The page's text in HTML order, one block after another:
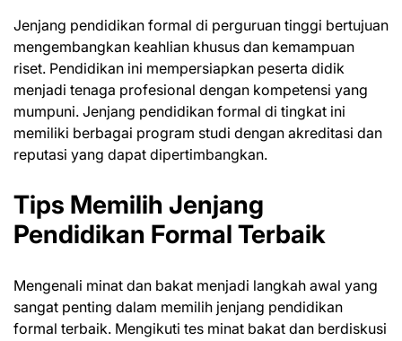
Jenjang pendidikan formal di perguruan tinggi bertujuan
mengembangkan keahlian khusus dan kemampuan
riset. Pendidikan ini mempersiapkan peserta didik
menjadi tenaga profesional dengan kompetensi yang
mumpuni. Jenjang pendidikan formal di tingkat ini
memiliki berbagai program studi dengan akreditasi dan
reputasi yang dapat dipertimbangkan.
Tips Memilih Jenjang
Pendidikan Formal Terbaik
Mengenali minat dan bakat menjadi langkah awal yang
sangat penting dalam memilih jenjang pendidikan
formal terbaik. Mengikuti tes minat bakat dan berdiskusi